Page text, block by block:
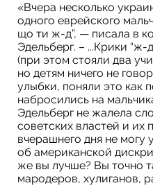
«Вчера несколько
одного еврейского
що ти ж-д”, — писала в
Эдельберг. – ...Крики
(при этом стояли два
но детям ничего не
улыбки, поняли это как
набросились на
Эдельберг не жалела
советских властей и их
вчерашнего дня не могу
об американской
же вы лучше? Вы точно
мародеров, хулиганов,